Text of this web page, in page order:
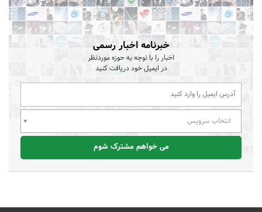
خبرنامه اخبار رسمی
اخبار را با توجه به حوزه موردنظر
در ایمیل خود دریافت کنید
انتخاب سرویس
می خواهم مشترک شوم